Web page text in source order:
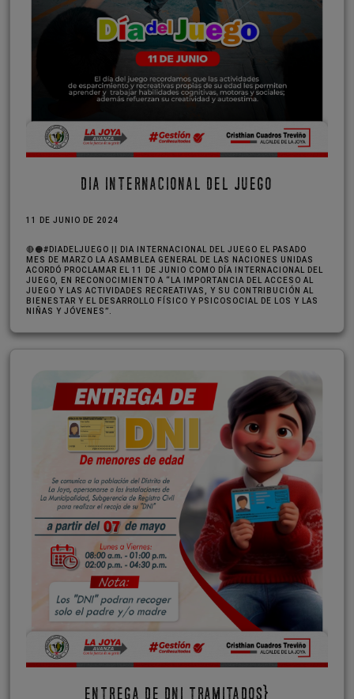
DIA INTERNACIONAL DEL JUEGO
11 DE JUNIO DE 2024
🔴🟠#DIADELJUEGO || DIA INTERNACIONAL DEL JUEGO EL PASADO
MES DE MARZO LA ASAMBLEA GENERAL DE LAS NACIONES UNIDAS
ACORDÓ PROCLAMAR EL 11 DE JUNIO COMO DÍA INTERNACIONAL DEL
JUEGO, EN RECONOCIMIENTO A “LA IMPORTANCIA DEL ACCESO AL
JUEGO Y LAS ACTIVIDADES RECREATIVAS, Y SU CONTRIBUCIÓN AL
BIENESTAR Y EL DESARROLLO FÍSICO Y PSICOSOCIAL DE LOS Y LAS
NIÑAS Y JÓVENES”.